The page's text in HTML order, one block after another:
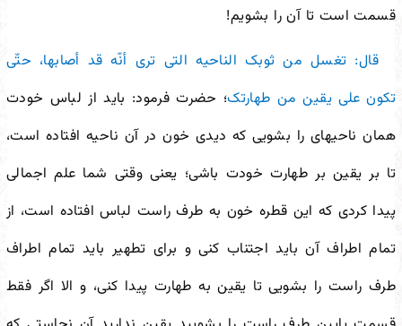
قسمت است تا آن را بشویم!
قال: تغسل من ثوبک الناحیه التی ترى أنّه قد أصابها، حتّى
تکون على یقین من طهارتک؛ حضرت فرمود: باید از لباس خودت
همان ناحیهای را بشویی که دیدی خون در آن ناحیه افتاده است،
تا بر یقین بر طهارت خودت باشی؛ یعنی وقتی شما علم اجمالی
پیدا کردی که این قطره خون به طرف راست لباس افتاده است، از
تمام اطراف آن باید اجتناب کنی و برای تطهیر باید تمام اطراف
طرف راست را بشویی تا یقین به طهارت پیدا کنی، و الا اگر فقط